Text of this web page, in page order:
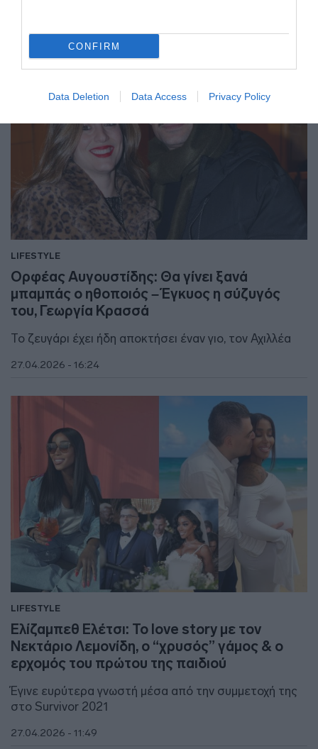
CONFIRM
Data Deletion Data Access Privacy Policy
LIFESTYLE
Ορφέας Αυγουστίδης: Θα γίνει ξανά
μπαμπάς ο ηθοποιός – Έγκυος η σύζυγός
του, Γεωργία Κρασσά
Το ζευγάρι έχει ήδη αποκτήσει έναν γιο, τον Αχιλλέα
27.04.2026 - 16:24
LIFESTYLE
Ελίζαμπεθ Ελέτσι: Το love story με τον
Νεκτάριο Λεμονίδη, ο “χρυσός” γάμος & ο
ερχομός του πρώτου της παιδιού
Έγινε ευρύτερα γνωστή μέσα από την συμμετοχή της
στο Survivor 2021
27.04.2026 - 11:49